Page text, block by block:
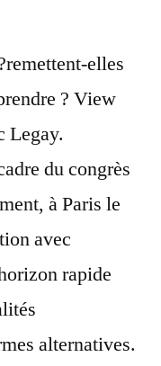
elles
? View
Legay.
du congrès
à Paris le
avec
rapide
alternatives.